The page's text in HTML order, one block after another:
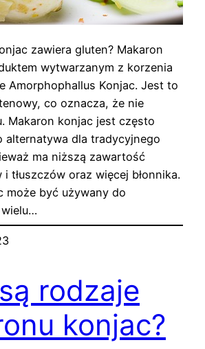
zawiera gluten? Makaron
wytwarzanym z korzenia
Amorphophallus Konjac. Jest to
co oznacza, że nie
Makaron konjac jest często
alternatywa dla tradycyjnego
ma niższą zawartość
tłuszczów oraz więcej błonnika.
może być używany do
rodzaje
konjac?